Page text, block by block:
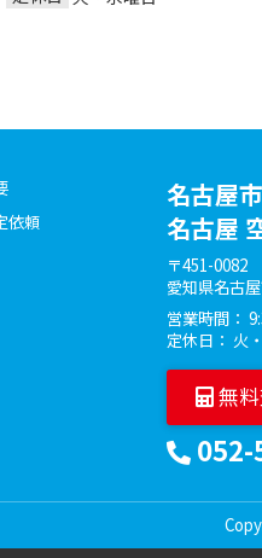
依頼
名古屋
名古屋
〒451-0082
愛知県名古
営業時間：
定休日： 火
無
052-